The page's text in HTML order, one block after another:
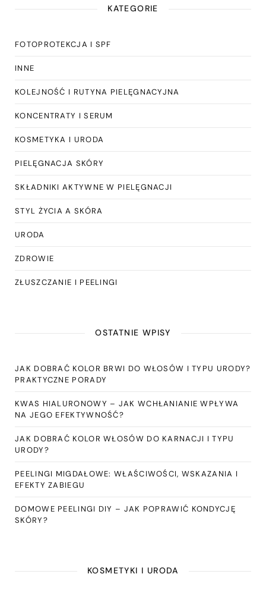
KATEGORIE
FOTOPROTEKCJA I SPF
INNE
KOLEJNOŚĆ I RUTYNA PIELĘGNACYJNA
KONCENTRATY I SERUM
KOSMETYKA I URODA
PIELĘGNACJA SKÓRY
SKŁADNIKI AKTYWNE W PIELĘGNACJI
STYL ŻYCIA A SKÓRA
URODA
ZDROWIE
ZŁUSZCZANIE I PEELINGI
OSTATNIE WPISY
JAK DOBRAĆ KOLOR BRWI DO WŁOSÓW I TYPU URODY?
PRAKTYCZNE PORADY
KWAS HIALURONOWY – JAK WCHŁANIANIE WPŁYWA
NA JEGO EFEKTYWNOŚĆ?
JAK DOBRAĆ KOLOR WŁOSÓW DO KARNACJI I TYPU
URODY?
PEELINGI MIGDAŁOWE: WŁAŚCIWOŚCI, WSKAZANIA I
EFEKTY ZABIEGU
DOMOWE PEELINGI DIY – JAK POPRAWIĆ KONDYCJĘ
SKÓRY?
KOSMETYKI I URODA